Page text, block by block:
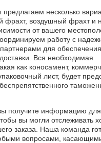
несколько
фрахт, воздушный фрахт и
от вашего
работу с
для обеспечения
Вся необходимая
как коносамент,
лист, будет
получите информацию для
вы могли отслеживать
заказа. Наша команда
вопросами,